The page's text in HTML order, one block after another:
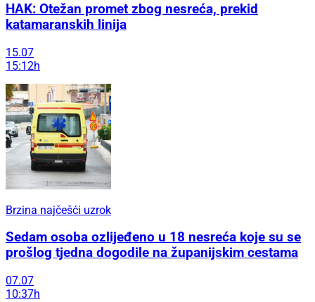
HAK: Otežan promet zbog nesreća, prekid
katamaranskih linija
15.07
15:12h
Brzina najčešći uzrok
Sedam osoba ozlijeđeno u 18 nesreća koje su se
prošlog tjedna dogodile na županijskim cestama
07.07
10:37h